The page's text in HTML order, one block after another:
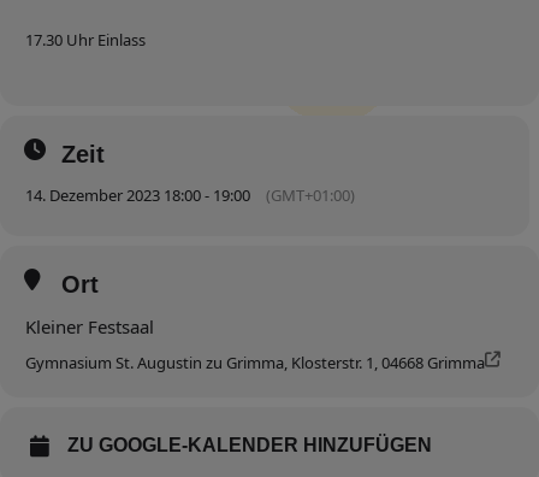
17.30 Uhr Einlass
Zeit
14. Dezember 2023 18:00 - 19:00 (GMT+01:00)
Ort
Kleiner Festsaal
Gymnasium St. Augustin zu Grimma, Klosterstr. 1, 04668 Grimma
ZU GOOGLE-KALENDER HINZUFÜGEN